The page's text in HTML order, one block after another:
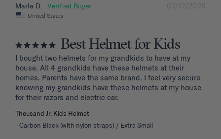
07/12/2026
Marla D.
United States
Best Helmet for Kids
I bought two helmets for my grandkids to have at my
house. All 4 grandkids have these helmets at their
homes. Parents have the same brand. I feel very secure
knowing my grandkids have these helmets at my house
for their razors and electric car.
Thousand Jr. Kids Helmet
Carbon Black (with nylon straps) / Extra Small